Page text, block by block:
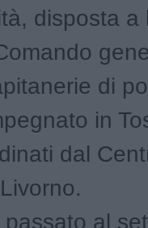
disposta a
di
in
dal
al